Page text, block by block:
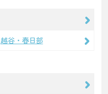
越谷・春日部